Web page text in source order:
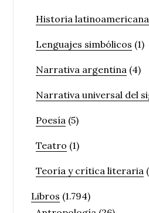
Historia latinoamericana
Lenguajes simbólicos (1)
Narrativa argentina (4)
Narrativa universal del
Poesía (5)
Teatro (1)
Teoría y crítica literaria
Libros (1.794)